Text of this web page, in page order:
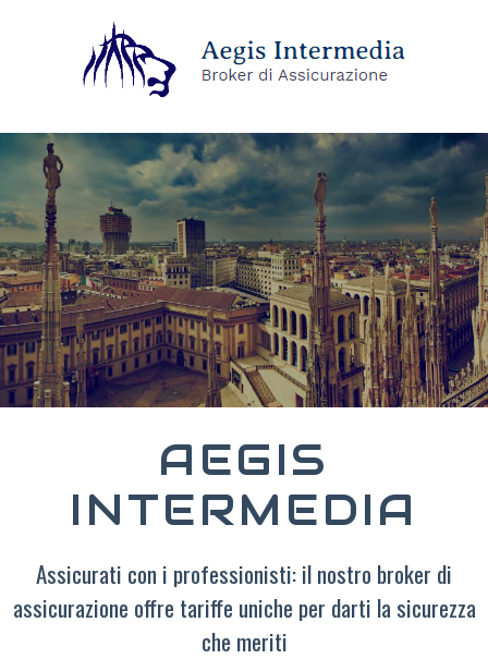
AEGIS
INTERMEDIA
Assicurati con i professionisti: il nostro broker di
assicurazione offre tariffe uniche per darti la sicurezza
che meriti